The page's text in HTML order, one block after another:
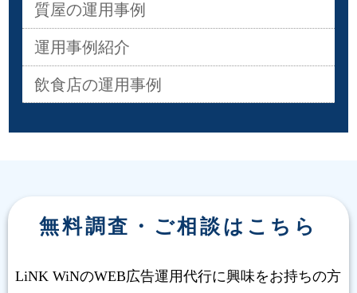
質屋の運用事例
運用事例紹介
飲食店の運用事例
無料調査・ご相談はこちら
LiNK WiNのWEB広告運用代行に興味をお持ちの方